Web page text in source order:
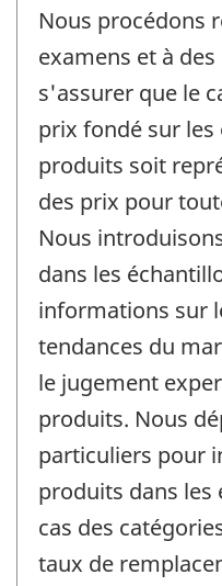
Nous procédons
examens et à
s'assurer que le
prix fondé sur
produits soit
des prix pour
Nous
dans les
informations sur
tendances du
le jugement
produits. Nous
particuliers pour
produits dans les
cas des
taux de